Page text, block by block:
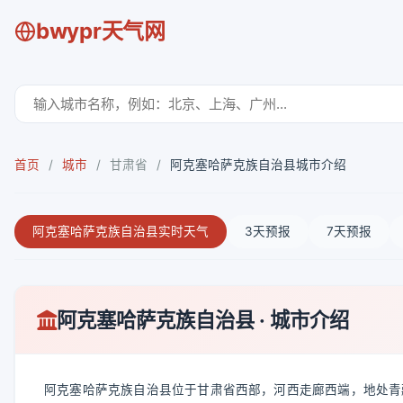
bwypr天气网
首页 / 城市 / 甘肃省 / 阿克塞哈萨克族自治县城市介绍
阿克塞哈萨克族自治县实时天气 3天预报 7天预报
阿克塞哈萨克族自治县 · 城市介绍
阿克塞哈萨克族自治县位于甘肃省西部，河西走廊西端，地处